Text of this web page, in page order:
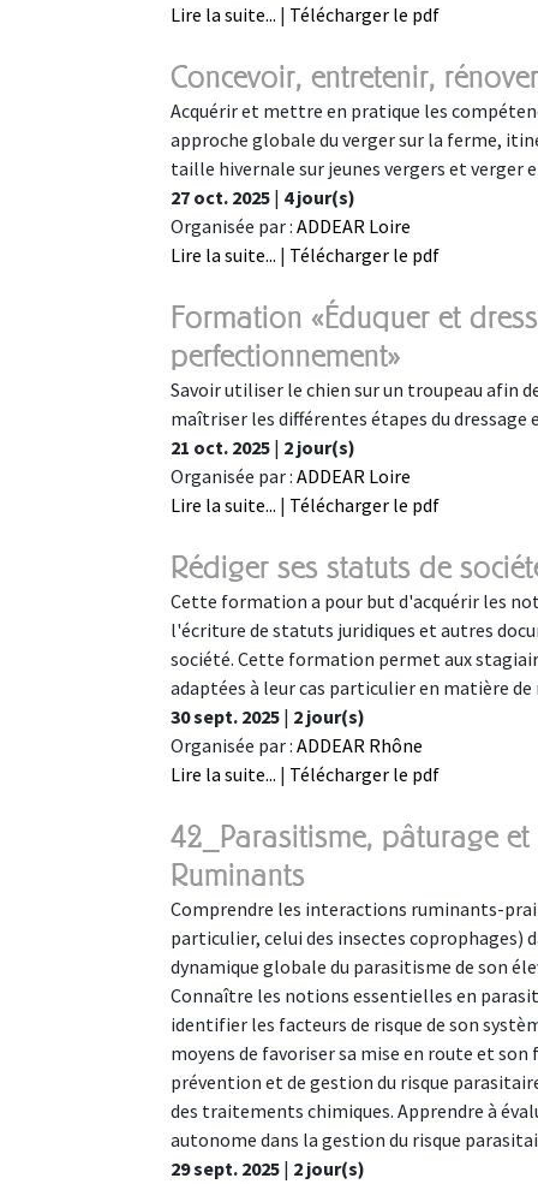
Lire la suite... | Télécharger le pdf
Concevoir, entretenir,
Acquérir et mettre en pratique les
approche globale du verger sur la ferme,
taille hivernale sur jeunes vergers et verger
27 oct. 2025 | 4 jour(s)
Organisée par : ADDEAR Loire
Lire la suite... | Télécharger le pdf
Formation «Éduquer et
perfectionnement»
Savoir utiliser le chien sur un troupeau afin
maîtriser les différentes étapes du dressage
21 oct. 2025 | 2 jour(s)
Organisée par : ADDEAR Loire
Lire la suite... | Télécharger le pdf
Rédiger ses statuts de
Cette formation a pour but d'acquérir les
l'écriture de statuts juridiques et autres
société. Cette formation permet aux
adaptées à leur cas particulier en matière
30 sept. 2025 | 2 jour(s)
Organisée par : ADDEAR Rhône
Lire la suite... | Télécharger le pdf
42_Parasitisme, pâturage
Ruminants
Comprendre les interactions ruminants-
particulier, celui des insectes coprophages)
dynamique globale du parasitisme de son
Connaître les notions essentielles en
identifier les facteurs de risque de son
moyens de favoriser sa mise en route et
prévention et de gestion du risque
des traitements chimiques. Apprendre à
autonome dans la gestion du risque
29 sept. 2025 | 2 jour(s)